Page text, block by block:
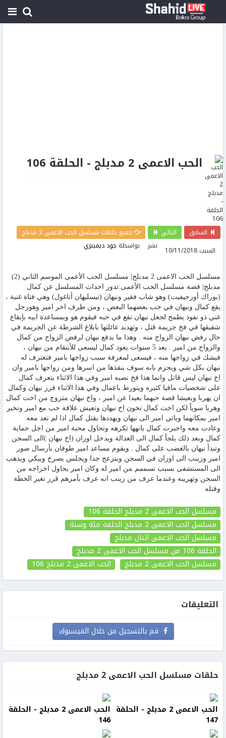
الحب الاعمى 2 مدبلج - الحلقة 106
السابق التالي
جميع حلقات مسلسل الحب الاعمى 2 مدبلج
نشر
السبت 10/11/2018 بواسطة جود ديميتري
مسلسل الحب الاعمى 2 مدبلج| مسلسل الحب الأعمى الموسم الثاني (2)
مدبلج| قصة مسلسل الحب الأعمى:تدور احداث المسلسل عن كمال
(بوراك أوزجيفيت) وهو شاب فقير ونيهان (نيسليهان أتاغول) وهي فتاة غنية ،
يقع كمال ونيهان في حب بعضهما البعض ، ومن طرف اخر امير وهورجل
غني ذو نفوذ يطمح لجعل نيهان تقع في حبه فيقوم هو وبمساعدة ابيه بإيقاع
شقيقها في فخ جريمة قتل ، وتهديد عائلتها بابلاغ الشرطة عن الجريمة في
حال رفض نيهان الزواج منه . وهذا ما يدفع نيهان لرفض الزواج من كمال
والزواج من امير . بعد 5 سنوات يعود كمال ليسعى للأنتقام من نيهان ،
فيشك في زواجها منه ، فيسعى لمعرفة سبب زواجها بامير فتعترف له
نيهان بكل شي ويجزم بانه سوف ينقذها من اسرها ومن زواجها بامير وان
اخ نيهان ليس قاتل وانما هذا فخ نصبه امير وفي هذا الاثناء يتعرف كمال
على شخصيات مافيا كثيره ويتورط باعمال وفي هذا الاثناء قرر نيهان وكمال
ان يهربا ويعيشا قصة حبهما بعيدا عن امير ، واخ نيهان متزوج من اخت كمال
وهربا سوياً لكن اخت كمال تخون اخ نيهان وتعيش علاقة حب مع امير وتخبر
امير بمكانهما وياتي امير الى نيهان ويهددها بقتل كمال اذا لم تعد معه
وعادت معه واخبرت كمال بانهها تكرهه وتحاول محبة امير من اجل حماية
كمال وبعد ذلك يلجأ كمال الى العدالة ويدخل اوزان (اخ نيهان )الى السجن
وتبدأ نيهان بالغضب على كمال . ويقوم مساعد امير طوفان بأرسال صور
امير وزينب الى اوزان في السجن وينزعج جدا ويجلس يصرخ ويبكي ويذهب
الى المستشفى بسبب تسممم من امير له وكان امير يحاول اخراجه من
السجن وتهريبه وعندما عرف من زينب انه عرف بأمرهم قرر تغير الخطة
وقتله
مسلسل الحب الاعمى 2 مدبلج الحلقة 106
مسلسل الحب الاعمى 2 مدبلج الحلقة مئة وستة
مسلسل الحب الاعمى اثنان مدبلج
الحلقة 106
من مسلسل الحب الاعمى 2 مدبلج
مسلسل الحب الاعمى 2 مدبلج
الحب الاعمى 2 مدبلج 106
التعليقات
قم بالتسجيل من خلال الفيسبوك
حلقات مسلسل الحب الاعمى 2 مدبلج
الحب الاعمى 2 مدبلج - الحلقة
147
الحب الاعمى 2 مدبلج - الحلقة
146